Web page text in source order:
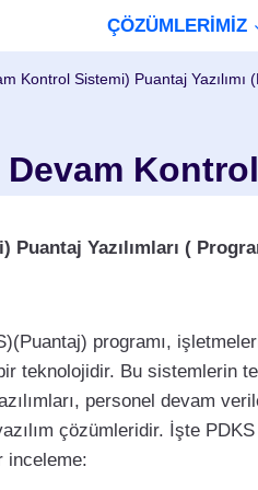
ÇÖZÜMLERİMİZ
Kontrol Sistemi) Puantaj Yazılımı
Puantaj Yazılımları (
programı,
teknolojidir. Bu sistemlerin
personel devam
çözümleridir. İşte PDKS
inceleme: